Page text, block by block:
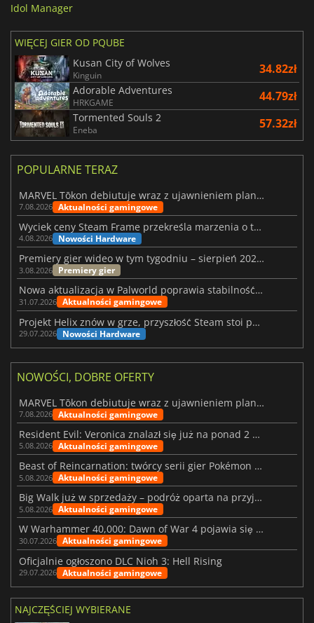
Idol Manager
WIĘCEJ GIER OD PQUBE
Kusan City of Wolves
Kinguin 34.82zł
Adorable Adventures
HRKGAME 44.79zł
Tormented Souls 2
Eneba 57.32zł
POPULARNE TERAZ
MARVEL Tōkon debiutuje wraz z ujawnieniem planu rozwoju na pierwszy rok
7.08.2026 Aktualności gamingowe
Wyciek ceny Steam Frame przekreśla marzenia o tanim zestawie VR
4.08.2026 Nowości Hardware
Premiery gier wideo w tym tygodniu – sierpień 2026 r. (32. tydzień)
3.08.2026 Premiery gier
Nowa aktualizacja w Palworld poprawia stabilność Sunreach i walk z bossami
31.07.2026 Aktualności gamingowe
Projekt Helix znów w grze, przyszłość Steam stoi pod znakiem zapytania
29.07.2026 Nowości Hardware
NOWOŚCI, DOBRE OFERTY
MARVEL Tōkon debiutuje wraz z ujawnieniem planu rozwoju na pierwszy rok
7.08.2026 Aktualności gamingowe
Resident Evil: Veronica znalazł się już na ponad 2 milionach list życzeń
5.08.2026 Aktualności gamingowe
Beast of Reincarnation: twórcy serii gier Pokémon wkraczają na nową ścieżkę
5.08.2026 Aktualności gamingowe
Big Walk już w sprzedaży – podróż oparta na przyjaźni
5.08.2026 Aktualności gamingowe
W Warhammer 40,000: Dawn of War 4 pojawia się frakcja Nekronów
30.07.2026 Aktualności gamingowe
Oficjalnie ogłoszono DLC Nioh 3: Hell Rising
29.07.2026 Aktualności gamingowe
NAJCZĘŚCIEJ WYBIERANE